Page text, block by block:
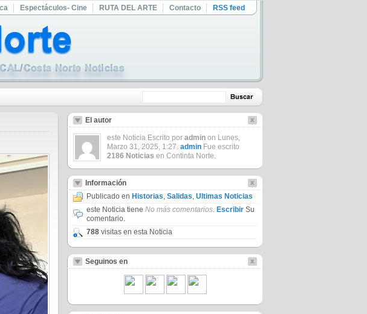
Espectáculos- Cine RUTA DEL ARTE Contacto RSS feed
El autor
este Noticia Escrito por admin on Lunes,
Marzo 31, 2025, 1:27. admin Fue escrito
2186 Noticias en Continta Norte.
Información
Publicado en Historias, Salidas, Ultimas Noticias
este Noticia tiene No más comentarios. Escribir Su
comentario.
788 visitas en esta Noticia
Seguinos en